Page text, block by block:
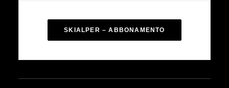
SKIALPER – ABBONAMENTO